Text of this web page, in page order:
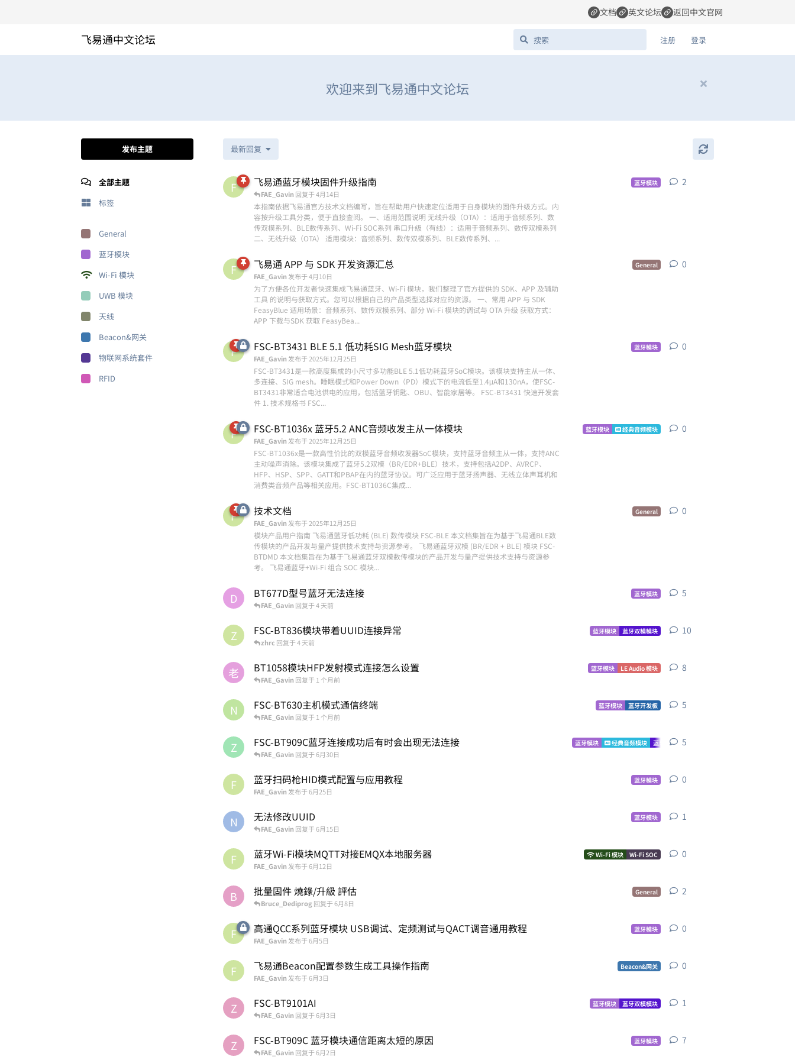
文档 英文论坛 返回中文官网
飞易通中文论坛 注册 登录
欢迎来到飞易通中文论坛
发布主题
全部主题
标签
General
蓝牙模块
Wi-Fi 模块
UWB 模块
天线
Beacon&网关
物联网系统套件
RFID
最新回复
F 飞易通蓝牙模块固件升级指南 蓝牙模块
FAE_Gavin 回复于4月14日
本指南依据飞易通官方技术文档编写，旨在帮助用户快速定位适用于自身模块的固件升级方式。内
容按升级工具分类，便于直接查阅。 一、适用范围说明 无线升级（OTA）：适用于音频系列、数
传双模系列、BLE数传系列、Wi-Fi SOC系列 串口升级（有线）：适用于音频系列、数传双模系列
二、无线升级（OTA） 适用模块：音频系列、数传双模系列、BLE数传系列、...
2
F 飞易通 APP 与 SDK 开发资源汇总 General
FAE_Gavin 发布于4月10日
为了方便各位开发者快速集成飞易通蓝牙、Wi-Fi 模块，我们整理了官方提供的 SDK、APP 及辅助
工具 的说明与获取方式。您可以根据自己的产品类型选择对应的资源。 一、常用 APP 与 SDK
FeasyBlue 适用场景：音频系列、数传双模系列、部分 Wi-Fi 模块的调试与 OTA 升级 获取方式：
APP 下载与SDK 获取 FeasyBea...
0
F FSC-BT3431 BLE 5.1 低功耗SIG Mesh蓝牙模块 蓝牙模块
FAE_Gavin 发布于2025年12月25日
FSC-BT3431是一款高度集成的小尺寸多功能BLE 5.1低功耗蓝牙SoC模块。该模块支持主从一体、
多连接、SIG mesh。睡眠模式和Power Down（PD）模式下的电流低至1.4μA和130nA，使FSC-
BT3431非常适合电池供电的应用，包括蓝牙钥匙、OBU、智能家居等。 FSC-BT3431 快速开发套
件 1. 技术规格书 FSC...
0
F FSC-BT1036x 蓝牙5.2 ANC音频收发主从一体模块 蓝牙模块 经典音频模块
FAE_Gavin 发布于2025年12月25日
FSC-BT1036x是一款高性价比的双模蓝牙音频收发器SoC模块，支持蓝牙音频主从一体，支持ANC
主动噪声消除。该模块集成了蓝牙5.2双模（BR/EDR+BLE）技术，支持包括A2DP、AVRCP、
HFP、HSP、SPP、GATT和PBAP在内的蓝牙协议。可广泛应用于蓝牙扬声器、无线立体声耳机和
消费类音频产品等相关应用。FSC-BT1036C集成...
0
F 技术文档 General
FAE_Gavin 发布于2025年12月25日
模块产品用户指南 飞易通蓝牙低功耗 (BLE) 数传模块 FSC-BLE 本文档集旨在为基于飞易通BLE数
传模块的产品开发与量产提供技术支持与资源参考。 飞易通蓝牙双模 (BR/EDR + BLE) 模块 FSC-
BTDMD 本文档集旨在为基于飞易通蓝牙双模数传模块的产品开发与量产提供技术支持与资源参
考。 飞易通蓝牙+Wi-Fi 组合 SOC 模块...
0
D BT677D型号蓝牙无法连接 蓝牙模块
FAE_Gavin 回复于4 天前
5
Z FSC-BT836模块带着UUID连接异常 蓝牙模块 蓝牙双模模块
zhrc 回复于4 天前
10
老 BT1058模块HFP发射模式连接怎么设置 蓝牙模块 LE Audio 模块
FAE_Gavin 回复于1 个月前
8
N FSC-BT630主机模式通信终端 蓝牙模块 蓝牙开发板
FAE_Gavin 回复于1 个月前
5
Z FSC-BT909C蓝牙连接成功后有时会出现无法连接 蓝牙模块 经典音频模块 蓝牙双模模块
FAE_Gavin 回复于6月30日
5
F 蓝牙扫码枪HID模式配置与应用教程 蓝牙模块
FAE_Gavin 发布于6月25日
0
N 无法修改UUID 蓝牙模块
FAE_Gavin 回复于6月15日
1
F 蓝牙Wi-Fi模块MQTT对接EMQX本地服务器 Wi-Fi 模块 Wi-Fi SOC
FAE_Gavin 发布于6月12日
0
B 批量固件 燒錄/升級 評估 General
Bruce_Dediprog回复于6月8日
2
F 高通QCC系列蓝牙模块 USB调试、定频测试与QACT调音通用教程 蓝牙模块
FAE_Gavin 发布于6月5日
0
F 飞易通Beacon配置参数生成工具操作指南 Beacon&网关
FAE_Gavin 发布于6月3日
0
Z FSC-BT9101AI 蓝牙模块 蓝牙双模模块
FAE_Gavin 回复于6月3日
1
Z FSC-BT909C 蓝牙模块通信距离太短的原因 蓝牙模块
FAE_Gavin 回复于6月2日
7